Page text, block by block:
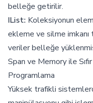
belleğe getirilir.
IList: Koleksiyonun
ekleme ve silme imkanı
veriler belleğe
Span ve Memory ile
Programlama
Yüksek trafikli